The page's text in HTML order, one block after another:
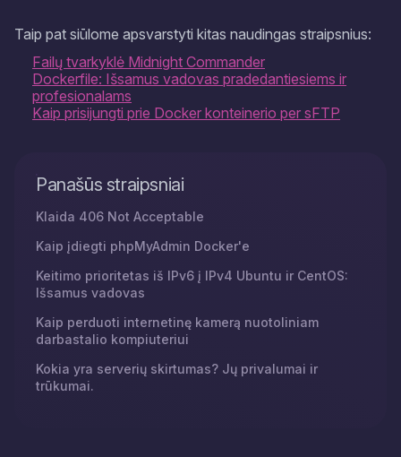
Taip pat siūlome apsvarstyti kitas naudingas straipsnius:​​​​​​​
Failų tvarkyklė Midnight Commander
Dockerfile: Išsamus vadovas pradedantiesiems ir
profesionalams
Kaip prisijungti prie Docker konteinerio per sFTP
Panašūs straipsniai
Klaida 406 Not Acceptable
Kaip įdiegti phpMyAdmin Docker'e
Keitimo prioritetas iš IPv6 į IPv4 Ubuntu ir CentOS:
Išsamus vadovas
Kaip perduoti internetinę kamerą nuotoliniam
darbastalio kompiuteriui
Kokia yra serverių skirtumas? Jų privalumai ir
trūkumai.